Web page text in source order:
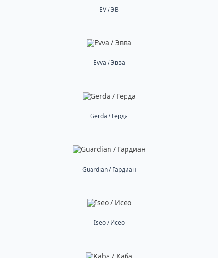
EV / ЭВ
Evva / Эвва
Gerda / Герда
Guardian / Гардиан
Iseo / Исео